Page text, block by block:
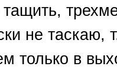
не таскаю,
только в